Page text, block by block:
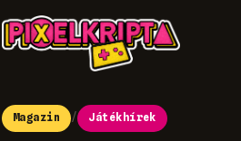
Magazin / Játékhírek